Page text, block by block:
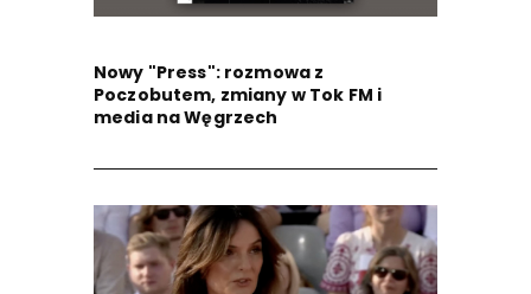
Nowy "Press": rozmowa z
Poczobutem, zmiany w Tok FM i
media na Węgrzech